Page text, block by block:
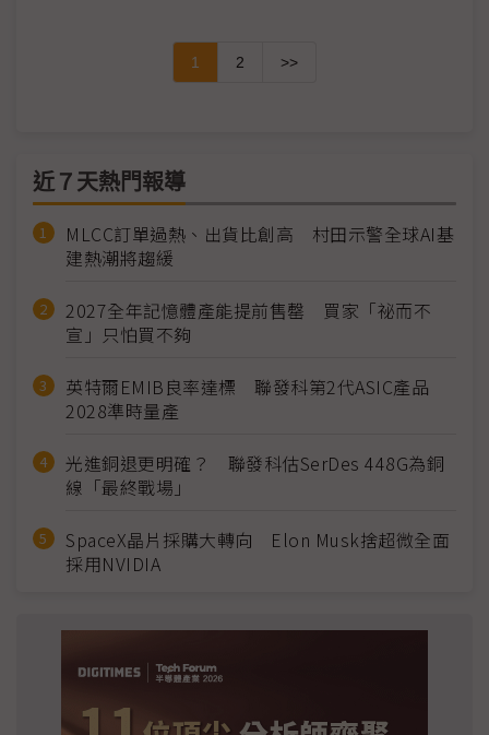
1 2 >>
近７天熱門報導
MLCC訂單過熱、出貨比創高 村田示警全球AI基
建熱潮將趨緩
2027全年記憶體產能提前售罄 買家「祕而不
宣」只怕買不夠
英特爾EMIB良率達標 聯發科第2代ASIC產品
2028準時量產
光進銅退更明確？ 聯發科估SerDes 448G為銅
線「最終戰場」
SpaceX晶片採購大轉向 Elon Musk捨超微全面
採用NVIDIA